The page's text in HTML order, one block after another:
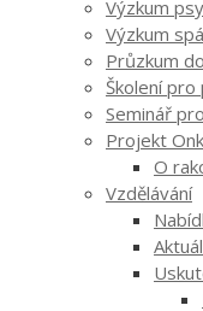
Výzkum
Výzkum
Průzkum
Školení
Seminář
Projekt
O
Vzdělávání